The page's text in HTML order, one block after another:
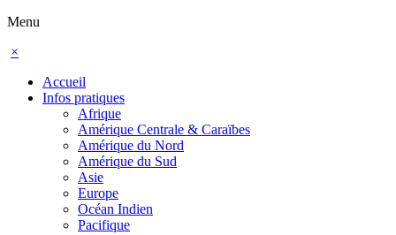
Menu
×
Accueil
Infos pratiques
Afrique
Amérique Centrale & Caraïbes
Amérique du Nord
Amérique du Sud
Asie
Europe
Océan Indien
Pacifique